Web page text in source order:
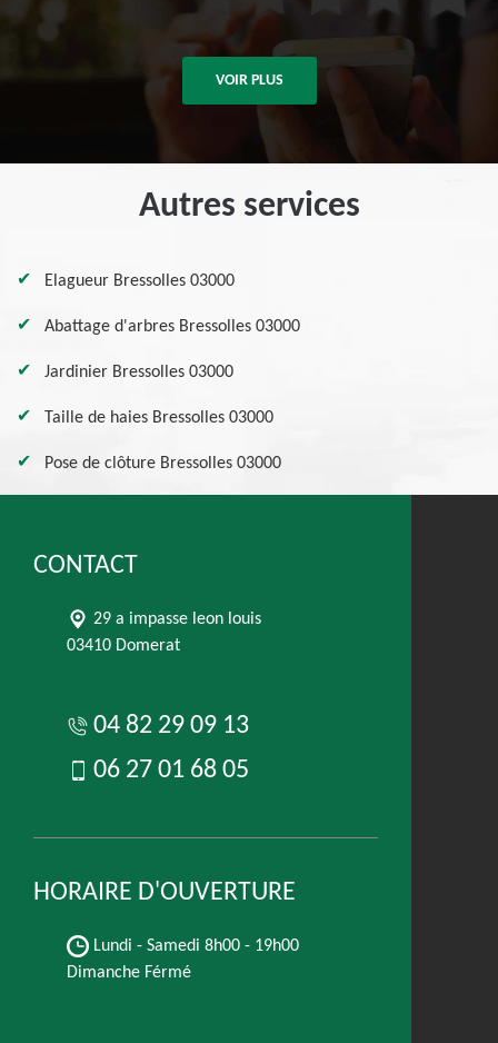
VOIR PLUS
Autres services
Elagueur Bressolles 03000
Abattage d'arbres Bressolles 03000
Jardinier Bressolles 03000
Taille de haies Bressolles 03000
Pose de clôture Bressolles 03000
CONTACT
29 a impasse leon louis
03410 Domerat
04 82 29 09 13
06 27 01 68 05
HORAIRE D'OUVERTURE
Lundi - Samedi 8h00 - 19h00
Dimanche Férmé